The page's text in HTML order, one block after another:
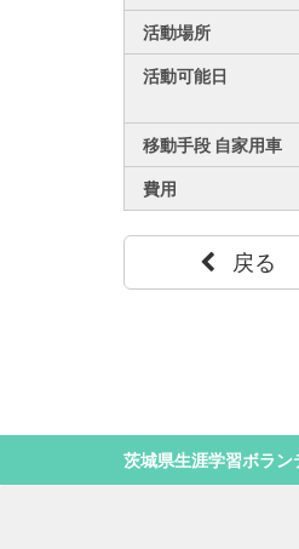
活動場所
活動可能日
移動手段 自家用車
費用
戻る
茨城県生涯学習ボラ